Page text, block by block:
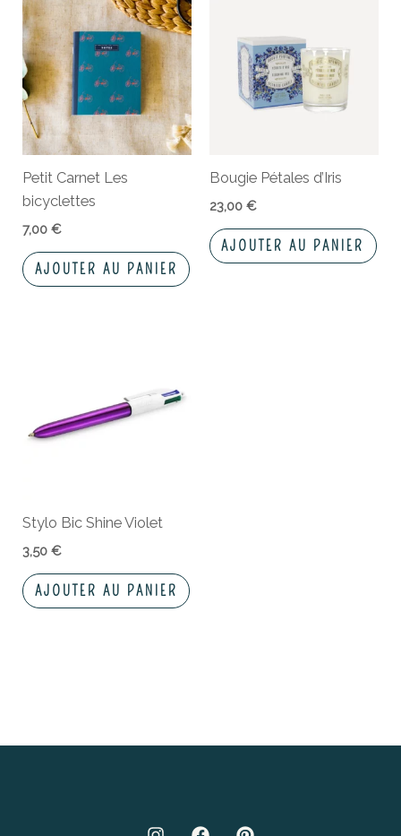
Petit Carnet Les
bicyclettes
7,00€
AJOUTER AU PANIER
Bougie Pétales d’Iris
23,00 €
AJOUTER AU PANIER
Stylo Bic Shine Violet
3,50€
AJOUTER AU PANIER